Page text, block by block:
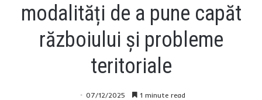
modalități de a pune capăt
războiului și probleme
teritoriale
07/12/2025 1 minute read